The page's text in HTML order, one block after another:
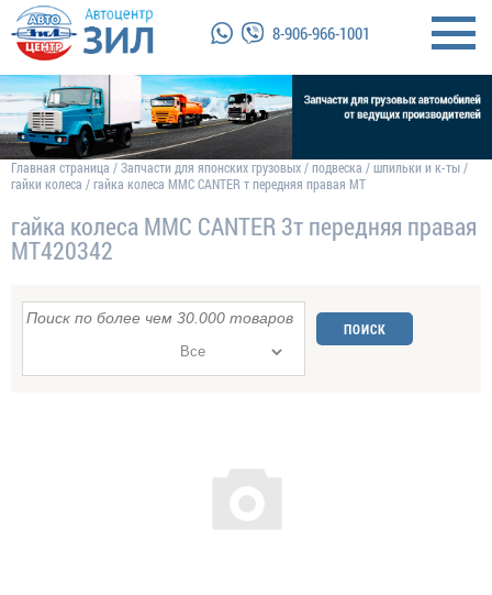
8-906-966-1001
Главная страница /Запчасти для японских грузовых/подвеска /шпильки и к-ты/
гайки колеса /гайка колеса MMC CANTER т передняя правая MT
гайка колеса MMC CANTER 3т передняя правая
MT420342